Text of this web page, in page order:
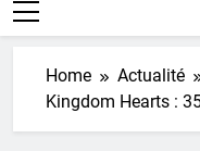
Home
Actualité
Kingdom Hearts :